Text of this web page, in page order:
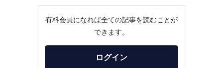
有料会員になれば全ての記事を読むことが
できます。
ログイン